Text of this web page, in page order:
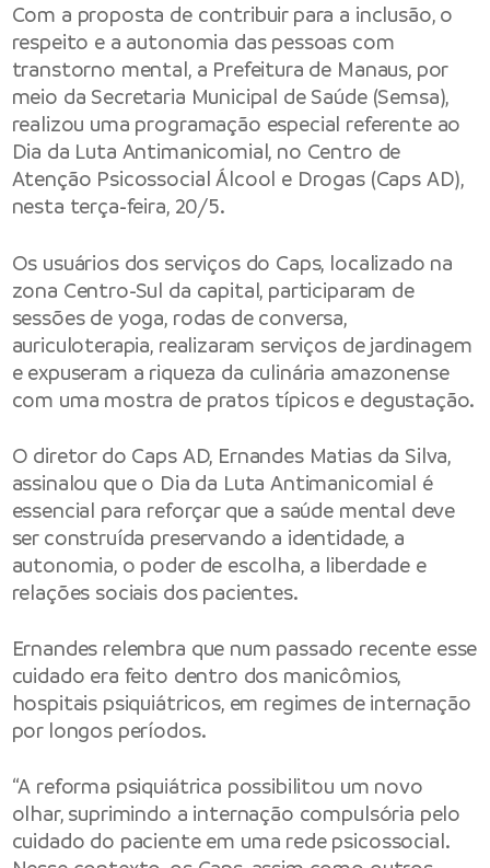
Com a proposta de contribuir para a inclusão, o
respeito e a autonomia das pessoas com
transtorno mental, a Prefeitura de Manaus, por
meio da Secretaria Municipal de Saúde (Semsa),
realizou uma programação especial referente ao
Dia da Luta Antimanicomial, no Centro de
Atenção Psicossocial Álcool e Drogas (Caps AD),
nesta terça-feira, 20/5.
Os usuários dos serviços do Caps, localizado na
zona Centro-Sul da capital, participaram de
sessões de yoga, rodas de conversa,
auriculoterapia, realizaram serviços de jardinagem
e expuseram a riqueza da culinária amazonense
com uma mostra de pratos típicos e degustação.
O diretor do Caps AD, Ernandes Matias da Silva,
assinalou que o Dia da Luta Antimanicomial é
essencial para reforçar que a saúde mental deve
ser construída preservando a identidade, a
autonomia, o poder de escolha, a liberdade e
relações sociais dos pacientes.
Ernandes relembra que num passado recente esse
cuidado era feito dentro dos manicômios,
hospitais psiquiátricos, em regimes de internação
por longos períodos.
“A reforma psiquiátrica possibilitou um novo
olhar, suprimindo a internação compulsória pelo
cuidado do paciente em uma rede psicossocial.